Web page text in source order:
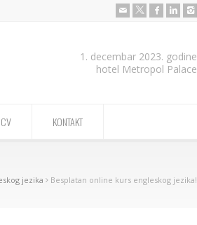
1. decembar 2023. godine
hotel Metropol Palace
KONTAKT
jezika Besplatan online kurs engleskog jezika!